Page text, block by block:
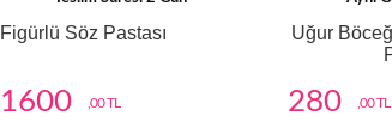
Figürlü Söz Pastası
1600 ,00 TL
Uğur
280 ,00 TL